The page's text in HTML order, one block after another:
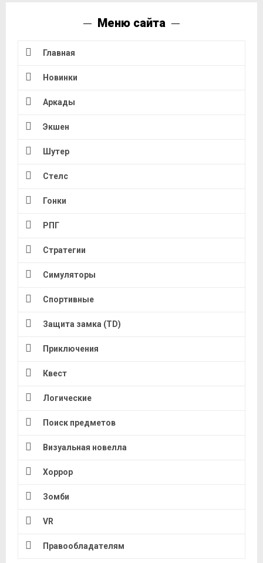
Меню сайта
Главная
Новинки
Аркады
Экшен
Шутер
Стелс
Гонки
РПГ
Стратегии
Симуляторы
Спортивные
Защита замка (TD)
Приключения
Квест
Логические
Поиск предметов
Визуальная новелла
Хоррор
Зомби
VR
Правообладателям